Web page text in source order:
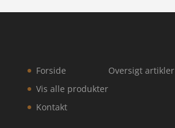
Forside
Vis alle produkter
Kontakt
Oversigt artikler